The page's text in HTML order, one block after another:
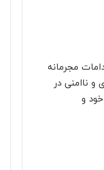
مجرمانه
ناامنی در
و